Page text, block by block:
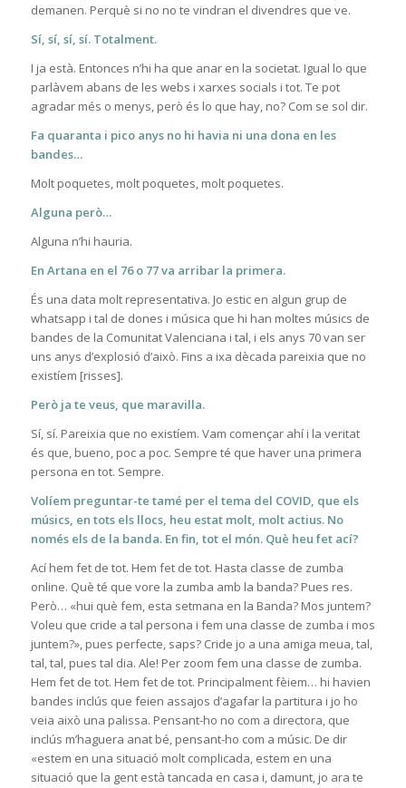
demanen. Perquè si no no te vindran el divendres que ve.
Sí, sí, sí, sí. Totalment.
I ja està. Entonces n’hi ha que anar en la societat. Igual lo que
parlàvem abans de les webs i xarxes socials i tot. Te pot
agradar més o menys, però és lo que hay, no? Com se sol dir.
Fa quaranta i pico anys no hi havia ni una dona en les
bandes…
Molt poquetes, molt poquetes, molt poquetes.
Alguna però…
Alguna n’hi hauria.
En Artana en el 76 o 77 va arribar la primera.
És una data molt representativa. Jo estic en algun grup de
whatsapp i tal de dones i música que hi han moltes músics de
bandes de la Comunitat Valenciana i tal, i els anys 70 van ser
uns anys d’explosió d’això. Fins a ixa dècada pareixia que no
existíem [risses].
Però ja te veus, que maravilla.
Sí, sí. Pareixia que no existíem. Vam començar ahí i la veritat
és que, bueno, poc a poc. Sempre té que haver una primera
persona en tot. Sempre.
Volíem preguntar-te tamé per el tema del COVID, que els
músics, en tots els llocs, heu estat molt, molt actius. No
només els de la banda. En fin, tot el món. Què heu fet ací?
Ací hem fet de tot. Hem fet de tot. Hasta classe de zumba
online. Què té que vore la zumba amb la banda? Pues res.
Però… «hui què fem, esta setmana en la Banda? Mos juntem?
Voleu que cride a tal persona i fem una classe de zumba i mos
juntem?», pues perfecte, saps? Cride jo a una amiga meua, tal,
tal, tal, pues tal dia. Ale! Per zoom fem una classe de zumba.
Hem fet de tot. Hem fet de tot. Principalment fèiem… hi havien
bandes inclús que feien assajos d’agafar la partitura i jo ho
veia això una palissa. Pensant-ho no com a directora, que
inclús m’haguera anat bé, pensant-ho com a músic. De dir
«estem en una situació molt complicada, estem en una
situació que la gent està tancada en casa i, damunt, jo ara te